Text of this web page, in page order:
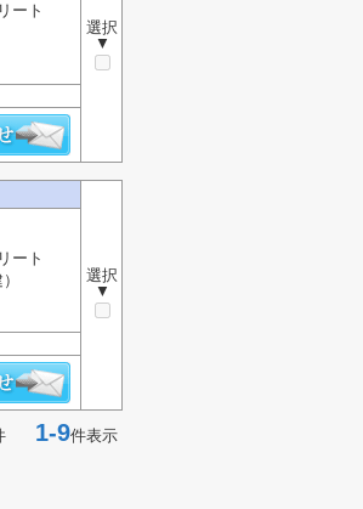
選択
▼
ート
選択
▼
ート
1-9件表示